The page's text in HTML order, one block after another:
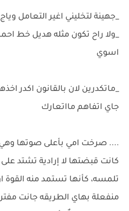
_جهينة لتخليني اغير التعامل
_ولا راح تكون مثله هديل خط
اسوي
_ماتكدرين لان بالقانون اكدر
جاي اتفاهم مااتعارك
.... صرخت امي بأعلى صوتها
كانت قبضتها لا إرادية تشتد
تلمسه، كأنها تستمد منه
منفعلة بهاي الطريقه جانت